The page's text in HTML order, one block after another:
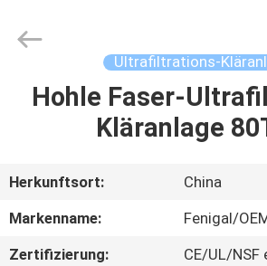
HAUS
ÜBER
UNS
Reserved.
Ultrafiltrations-
Hohle Faser-
Kläranlage
Herkunftsort:
China
Markenname:
Fenigal/
Zertifizierung:
CE/UL/NSF